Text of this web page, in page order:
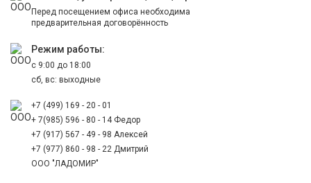
Перед посещением офиса необходима
предварительная договорённость
Режим работы:
с 9:00 до 18:00
сб, вс: выходные
+7 (499) 169 - 20 - 01
+ 7(985) 596 - 80 - 14 Федор
+7 (917) 567 - 49 - 98 Алексей
+7 (977) 860 - 98 - 22 Дмитрий
ООО "ЛАДОМИР"